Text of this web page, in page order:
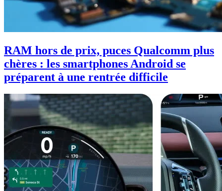
RAM hors de prix, puces Qualcomm plus
chères : les smartphones Android se
préparent à une rentrée difficile